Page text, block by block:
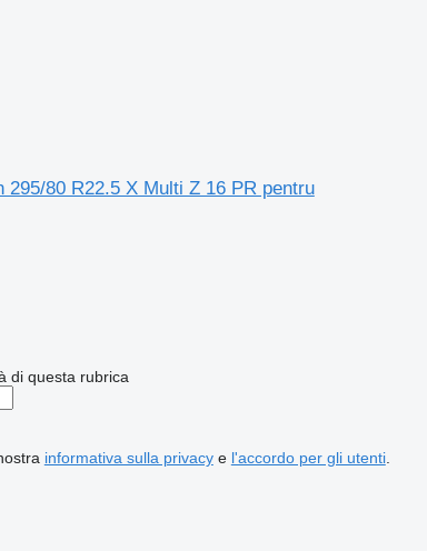
295/80 R22.5 X Multi Z 16 PR pentru
di questa rubrica
informativa sulla privacye l'accordo per gli utenti.